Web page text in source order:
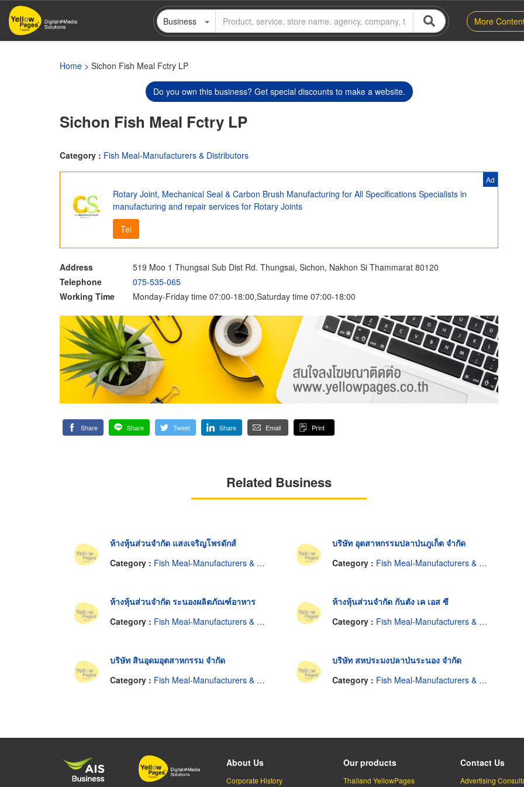
Skip
main
Business More
Home > Sichon Fish Meal Fctry LP
Do you own this business? Get special discounts to make a website.
Sichon Fish Meal Fctry LP
Category : Fish Meal-Manufacturers & Distributors
Ad
Rotary Joint, Mechanical Seal & Carbon Brush Manufacturing for All Specifications Specialists in
manufacturing and repair services for Rotary Joints
Tel
Address
519 Moo 1 Thungsai Sub Dist Rd. Thungsai, Sichon, Nakhon Si Thammarat 80120
Telephone
075-535-065
Working Time
Monday-Friday time 07:00-18:00,Saturday time 07:00-18:00
Share Share Tweet Share Email Print
Related Business
ห้างหุ้นส่วนจำกัด แสงเจริญโพรดักส์
Category : Fish Meal-Manufacturers & Distributors
บริษัท อุตสาหกรรมปลาป่นภูเก็ต จำกัด
Category : Fish Meal-Manufacturers & Distributors
ห้างหุ้นส่วนจำกัด ระนองผลิตภัณฑ์อาหาร
Category : Fish Meal-Manufacturers & Distributors
ห้างหุ้นส่วนจำกัด กันตัง เค เอส ซี
Category : Fish Meal-Manufacturers & Distributors
บริษัท สินอุดมอุตสาหกรรม จำกัด
Category : Fish Meal-Manufacturers & Distributors
บริษัท สหประมงปลาป่นระนอง จำกัด
Category : Fish Meal-Manufacturers & Distributors
About Us
Corporate History
Our products
Thailand YellowPages
Contact Us
Advertising